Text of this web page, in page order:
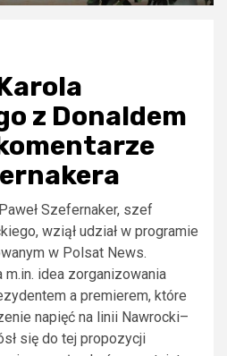
z Donaldem
Szefernaker, szef
wziął udział w programie
w Polsat News.
m.in. idea zorganizowania
a premierem, które
napięć na linii Nawrocki–
się do tej propozycji